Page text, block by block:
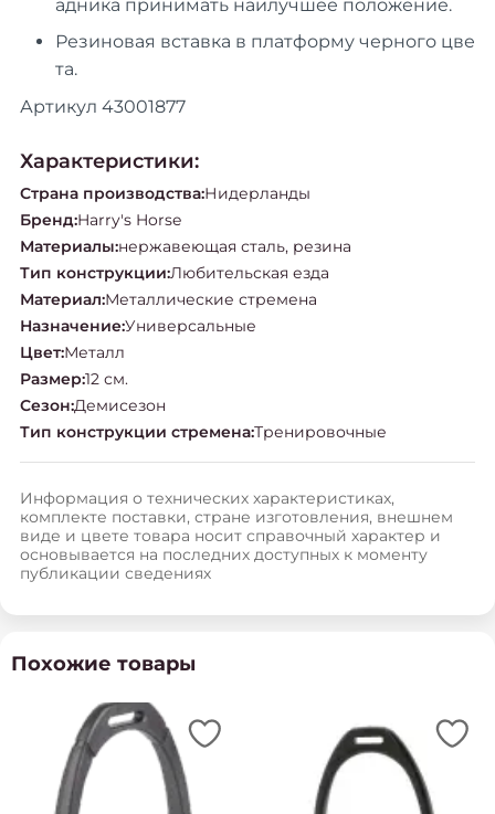
адника принимать наилучшее положение.
Резиновая вставка в платформу черного цве
та.
Артикул 43001877
Характеристики:
Страна производства:Нидерланды
Бренд:Harry's Horse
Материалы:нержавеющая сталь, резина
Тип конструкции:Любительская езда
Материал:Металлические стремена
Назначение:Универсальные
Цвет:Металл
Размер:12 см.
Сезон:Демисезон
Тип конструкции стремена:Тренировочные
Информация о технических характеристиках,
комплекте поставки, стране изготовления, внешнем
виде и цвете товара носит справочный характер и
основывается на последних доступных к моменту
публикации сведениях
Похожие товары